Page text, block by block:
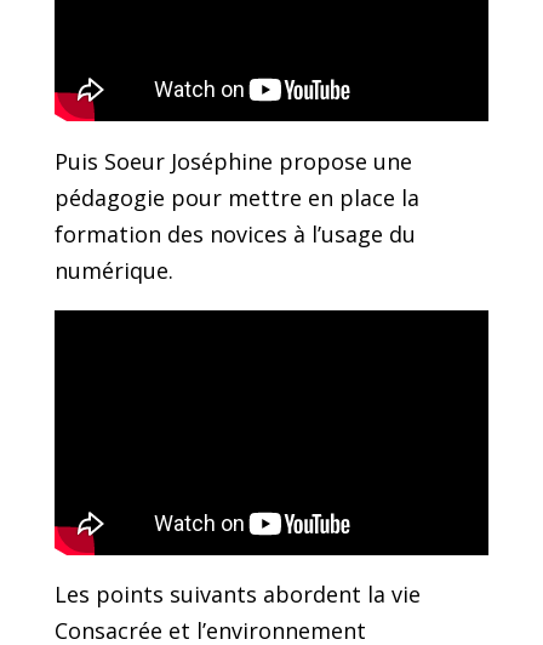
Puis Soeur Joséphine propose une
pédagogie pour mettre en place la
formation des novices à l’usage du
numérique.
Les points suivants abordent la vie
Consacrée et l’environnement